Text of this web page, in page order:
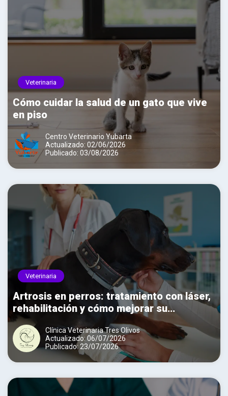
Veterinaria
Cómo cuidar la salud de un gato que vive
en piso
Centro Veterinario Yubarta
Actualizado: 02/06/2026
Publicado: 03/08/2026
Veterinaria
Artrosis en perros: tratamiento con láser,
rehabilitación y cómo mejorar su
movilidad
Clínica Veterinaria Tres Olivos
Actualizado: 06/07/2026
Publicado: 23/07/2026